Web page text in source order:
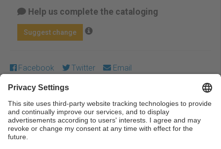
Help us complete the cataloging
Suggest change
Facebook Twitter Email
Except where otherwise noted, content on this work is
licensed under a Creative Commons license:Attribution-
NonCommercial-NoDerivs 3.0 Spain